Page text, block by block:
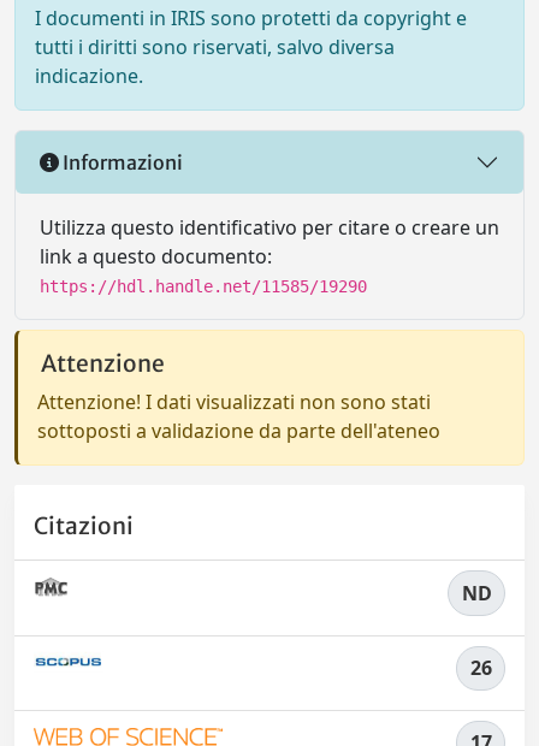
I documenti in IRIS sono protetti da copyright e
tutti i diritti sono riservati, salvo diversa
indicazione.
Informazioni
Utilizza questo identificativo per citare o creare un
link a questo documento:
https://hdl.handle.net/11585/19290
Attenzione
Attenzione! I dati visualizzati non sono stati
sottoposti a validazione da parte dell'ateneo
Citazioni
ND
26